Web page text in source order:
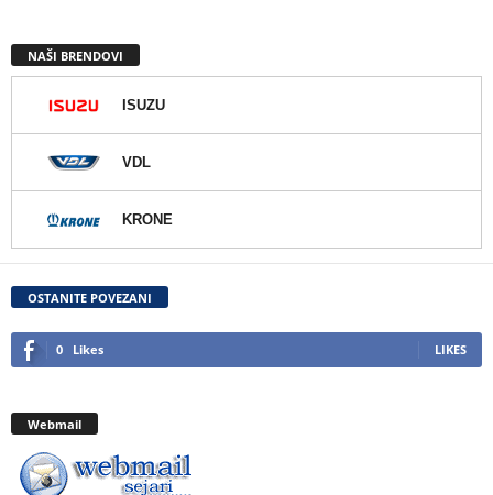
NAŠI BRENDOVI
ISUZU
VDL
KRONE
OSTANITE POVEZANI
0 Likes LIKES
Webmail